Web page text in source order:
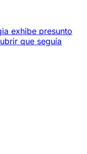
exhibe presunto
que seguía